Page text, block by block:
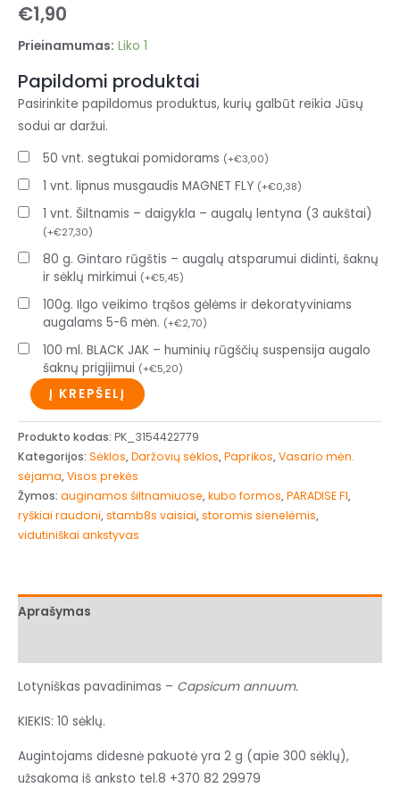
€1,90
Prieinamumas: Liko 1
Papildomi produktai
Pasirinkite papildomus produktus, kurių galbūt reikia Jūsų
sodui ar daržui.
50 vnt. segtukai pomidorams (+€3,00)
1 vnt. lipnus musgaudis MAGNET FLY (+€0,38)
1 vnt. Šiltnamis – daigykla – augalų lentyna (3 aukštai)
(+€27,30)
80 g. Gintaro rūgštis – augalų atsparumui didinti, šaknų
ir sėklų mirkimui (+€5,45)
100g. Ilgo veikimo trąšos gėlėms ir dekoratyviniams
augalams 5-6 mėn. (+€2,70)
100 ml. BLACK JAK – huminių rūgščių suspensija augalo
šaknų prigijimui (+€5,20)
Į KREPŠELĮ
Produkto kodas: PK_3154422779
Kategorijos: Sėklos,Daržovių sėklos,Paprikos,Vasario mėn.
sėjama,Visos prekės
Žymos: auginamos šiltnamiuose,kubo formos,PARADISE F1,
ryškiai raudoni,stamb8s vaisiai,storomis sienelėmis,
vidutiniškai ankstyvas
Aprašymas
Lotyniškas pavadinimas – Capsicum annuum.
KIEKIS: 10 sėklų.
Augintojams didesnė pakuotė yra 2 g (apie 300 sėklų),
užsakoma iš anksto tel.8 +370 82 29979